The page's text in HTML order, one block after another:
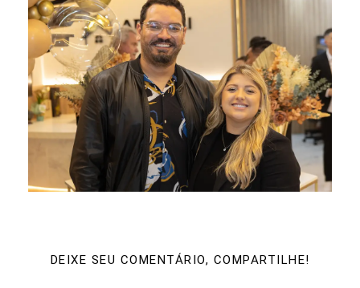
DEIXE SEU COMENTÁRIO, COMPARTILHE!